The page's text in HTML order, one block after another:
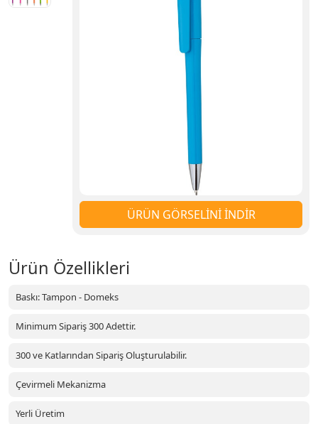
ÜRÜN GÖRSELİNİ İNDİR
Ürün Özellikleri
Baskı: Tampon - Domeks
Minimum Sipariş 300 Adettir.
300 ve Katlarından Sipariş Oluşturulabilir.
Çevirmeli Mekanizma
Yerli Üretim